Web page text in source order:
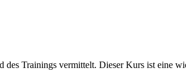
Trainings vermittelt. Dieser Kurs ist eine